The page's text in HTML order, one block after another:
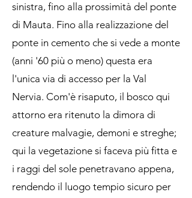
sinistra, fino alla prossimità del ponte
di Mauta. Fino alla realizzazione del
ponte in cemento che si vede a monte
(anni '60 più o meno) questa era
l'unica via di accesso per la Val
Nervia. Com'è risaputo, il bosco qui
attorno era ritenuto la dimora di
creature malvagie, demoni e streghe;
qui la vegetazione si faceva più fitta e
i raggi del sole penetravano appena,
rendendo il luogo tempio sicuro per